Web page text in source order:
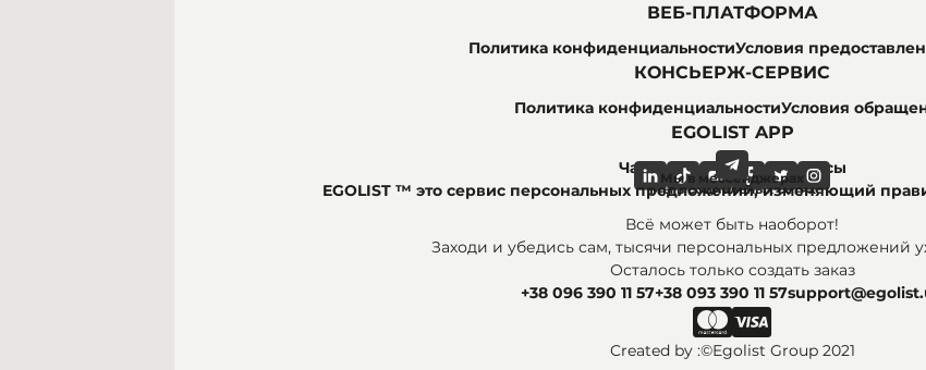
ВЕБ-ПЛАТФОРМА
Политика конфиденциальностиУсловия
КОНСЬЕРЖ-СЕРВИС
Политика конфиденциальностиУсловия
EGOLIST APP
Часто задаваемые вопросы
Мы в социальных сетях
Мы в мессенджерах
EGOLIST ™ это сервис персональных предложений, изменяющий
Всё может быть наоборот!
Заходи и убедись сам, тысячи персональных предложений
Осталось только создать заказ
+38 096 390 11 57+38 093 390 11 57
Created by :©Egolist Group 2021